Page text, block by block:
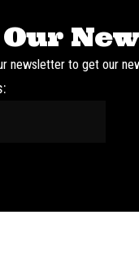
newsletter to get our